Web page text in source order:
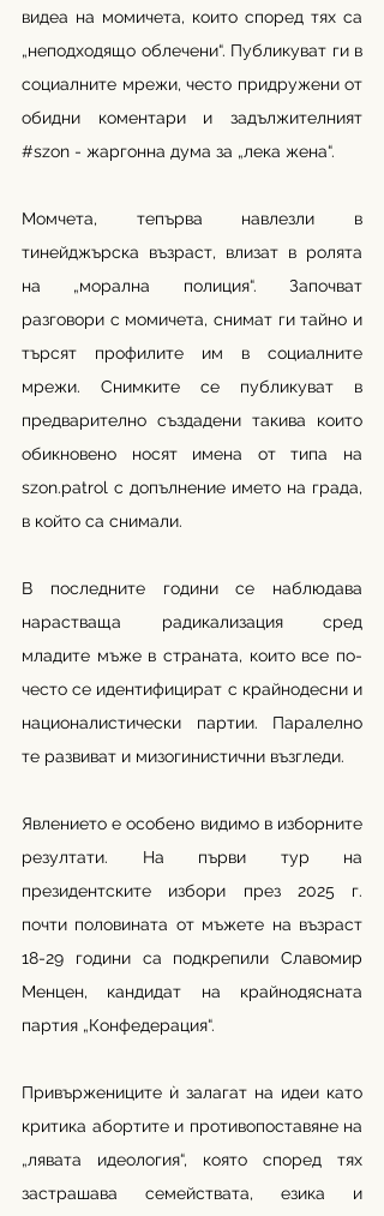
видеа на момичета, които според тях са
„неподходящо облечени“. Публикуват ги в
социалните мрежи, често придружени от
#szon - жаргонна дума за „лека жена“.
Момчета, тепърва навлезли в
тинейджърска възраст, влизат в ролята
на „морална полиция“. Започват
разговори с момичета, снимат ги тайно и
търсят профилите им в социалните
мрежи. Снимките се публикуват в
предварително създадени такива които
обикновено носят имена от типа на
szon.patrol с допълнение името на града,
в който са снимали.
В последните години се наблюдава
нарастваща радикализация сред
младите мъже в страната, които все по-
често се идентифицират с крайнодесни и
националистически партии. Паралелно
те развиват и мизогинистични възгледи.
Явлението е особено видимо в изборните
резултати. На първи тур на
президентските избори през 2025 г.
почти половината от мъжете на възраст
18-29 години са подкрепили Славомир
Менцен, кандидат на крайнодясната
партия „Конфедерация“.
Привържениците ѝ залагат на идеи като
критика абортите и противопоставяне на
„лявата идеология“, която според тях
застрашава семействата, езика и